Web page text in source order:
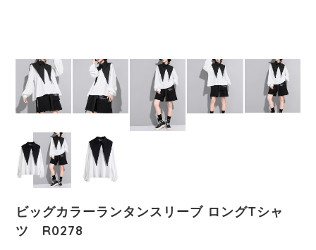
ビッグカラーランタンスリーブ ロングTシャ
ツ R0278